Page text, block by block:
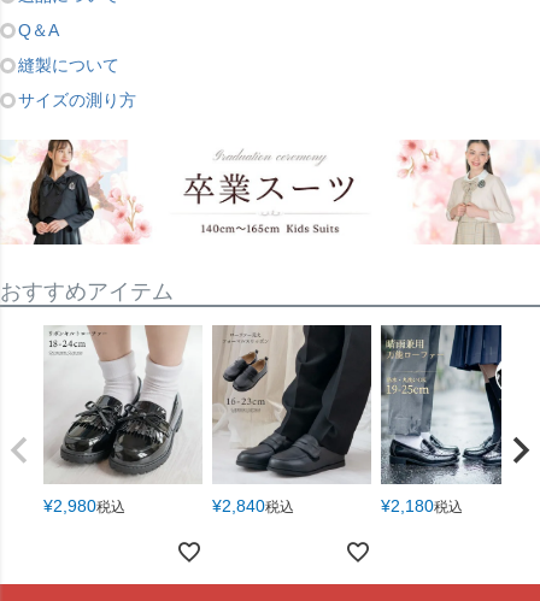
Q＆A
縫製について
サイズの測り方
おすすめアイテム
¥2,980税込 ¥2,840税込 ¥2,180税込